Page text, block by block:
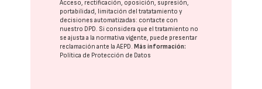
Acceso, rectificación, oposición, supresión,
portabilidad, limitación del tratatamiento y
decisiones automatizadas: contacte con
nuestro DPD. Si considera que el tratamiento no
se ajusta a la normativa vigente, puede presentar
reclamación ante laAEPD. Más información:
Política de Protección de Datos